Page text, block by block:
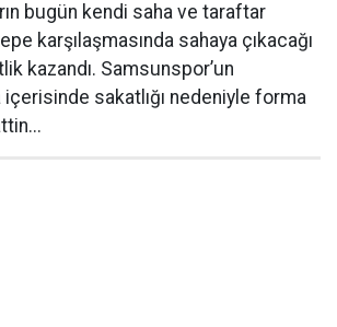
bugün kendi saha ve taraftar
karşılaşmasında sahaya çıkacağı
kazandı. Samsunspor’un
sakatlığı nedeniyle forma